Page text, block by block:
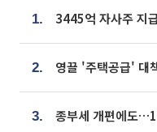
1.
2.
3.